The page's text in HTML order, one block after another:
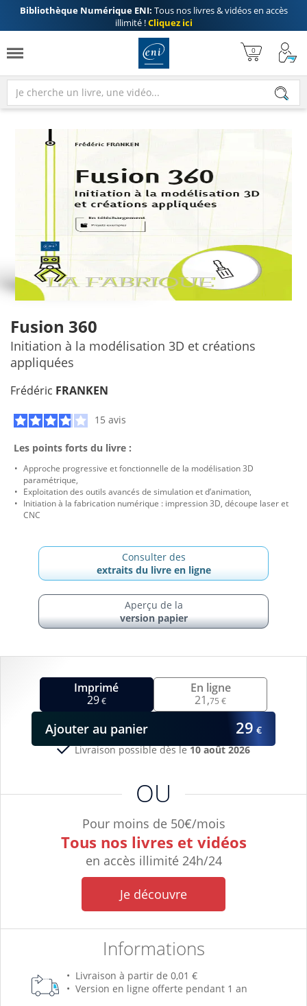
Bibliothèque Numérique ENI: Tous nos livres & vidéos en accès
illimité !Cliquez ici
Fusion 360
Initiation à la modélisation 3D et créations
appliquées
Frédéric FRANKEN
15 avis
Imprimé
29€
OU
Pour moins de 50€/mois
Tous nos livres et vidéos
en accès illimité 24h/24
Je découvre
Informations
Livraison possible dès le10 août 2026
Livraison à partir de 0,01 €
Version en ligne offerte pendant 1 an
En ligne
21,75 €
Ajouter au panier 29 €
Les points forts du livre :
Approche progressive et fonctionnelle de la modélisation 3D
paramétrique,
Exploitation des outils avancés de simulation et d’animation,
Initiation à la fabrication numérique : impression 3D, découpe laser et
CNC
Consulter des
extraits du livre en ligne
Aperçu de la
version papier